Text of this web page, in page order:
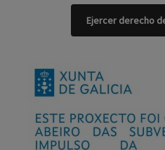
Ejercer derecho